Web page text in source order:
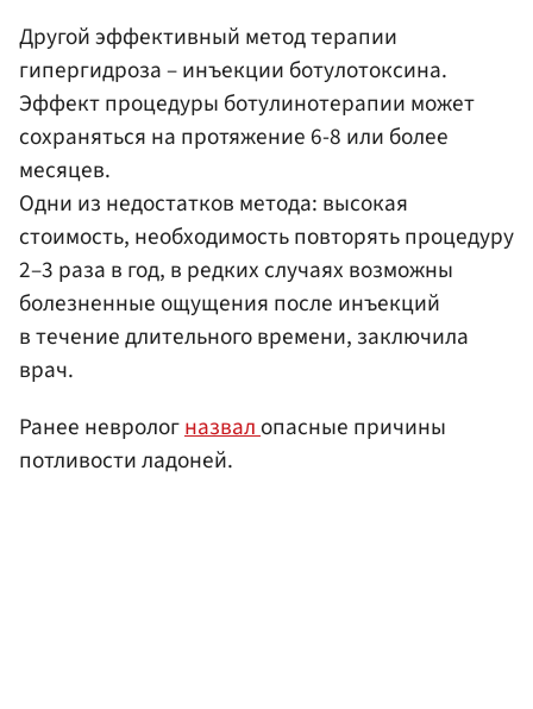
Другой эффективный метод терапии
гипергидроза – инъекции ботулотоксина.
Эффект процедуры ботулинотерапии может
сохраняться на протяжение 6-8 или более
месяцев.
Одни из недостатков метода: высокая
стоимость, необходимость повторять процедуру
2–3 раза в год, в редких случаях возможны
болезненные ощущения после инъекций
в течение длительного времени, заключила
врач.
Ранее неврологназвалопасные причины
потливости ладоней.